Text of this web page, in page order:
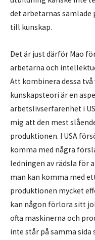
det arbetarnas samlade
till kunskap.
Det är just därför Mao
arbetarna och
Att kombinera dessa
kunskapsteori är en
arbetslivserfarenhet i
mig att den mest
produktionen. I USA
komma med några
ledningen av rädsla för
man kan komma med
produktionen mycket
kan någon förlora sitt
ofta maskinerna och
inte står på samma